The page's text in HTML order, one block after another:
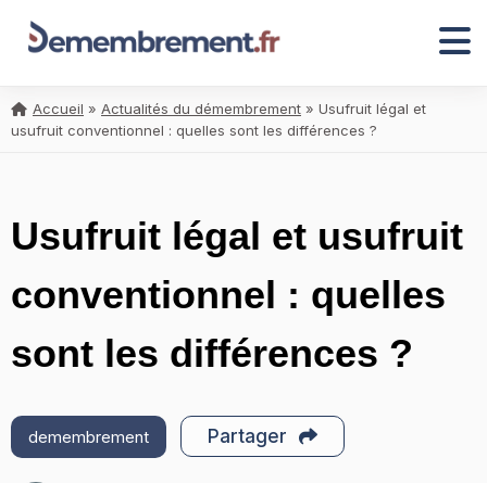
Accueil » Actualités du démembrement » Usufruit légal et
usufruit conventionnel : quelles sont les différences ?
Usufruit légal et usufruit
conventionnel : quelles
sont les différences ?
demembrement Partager